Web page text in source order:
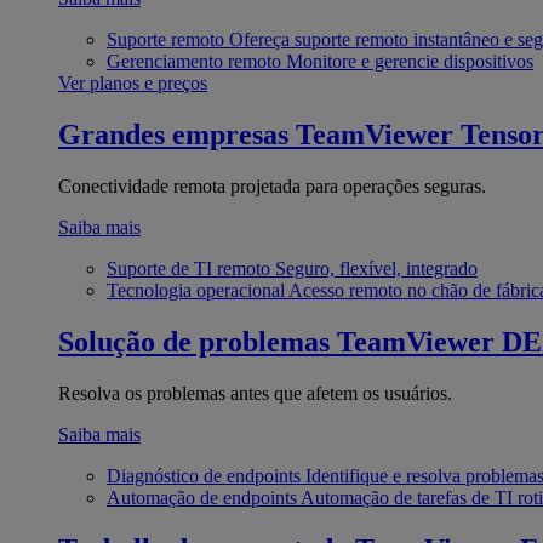
Suporte remoto Ofereça suporte remoto instantâneo e
Gerenciamento remoto Monitore e gerencie dispositivos
Ver planos e preços
Grandes empresas TeamViewer Tensor
Conectividade remota projetada para operações seguras.
Saiba mais
Suporte de TI remoto Seguro, flexível, integrado
Tecnologia operacional Acesso remoto no chão de
Solução de problemas TeamViewer
Resolva os problemas antes que afetem os usuários.
Saiba mais
Diagnóstico de endpoints Identifique e resolva problemas
Automação de endpoints Automação de tarefas de TI